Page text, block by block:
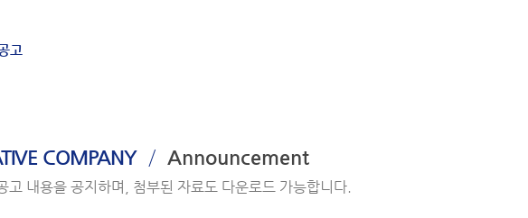
고
COMPANY / Announcement
고 내용을 공지하며, 첨부된 자료도 다운로드 가능합니다.